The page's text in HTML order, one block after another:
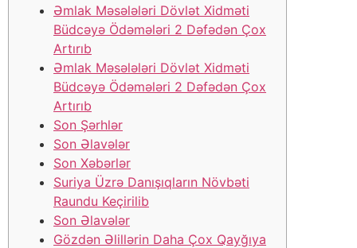
Əmlak Məsələləri Dövlət Xidməti
Büdcəyə Ödəmələri 2 Dəfədən Çox
Artırıb
Əmlak Məsələləri Dövlət Xidməti
Büdcəyə Ödəmələri 2 Dəfədən Çox
Artırıb
Son Şərhlər
Son Əlavələr
Son Xəbərlər
Suriya Üzrə Danışıqların Növbəti
Raundu Keçirilib
Son Əlavələr
Gözdən Əlillərin Daha Çox Qayğıya